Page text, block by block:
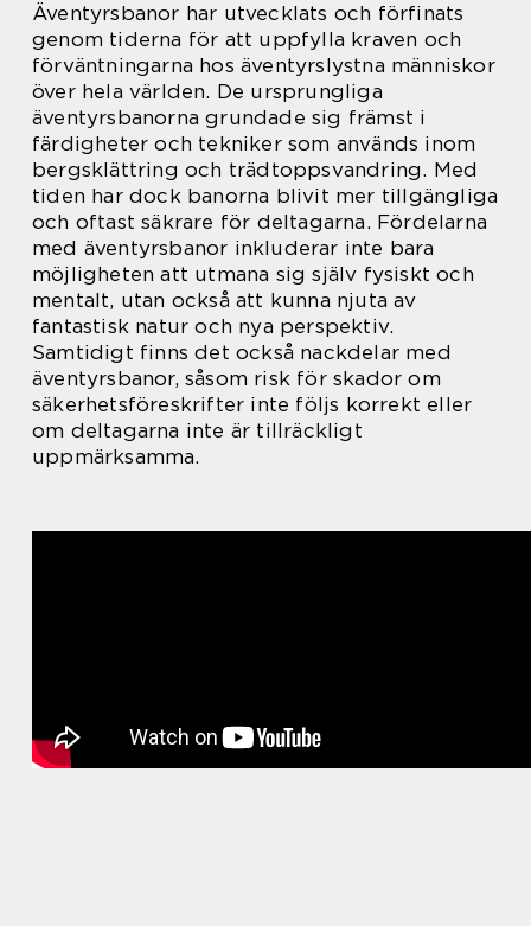
Äventyrsbanor har utvecklats och förfinats
genom tiderna för att uppfylla kraven och
förväntningarna hos äventyrslystna människor
över hela världen. De ursprungliga
äventyrsbanorna grundade sig främst i
färdigheter och tekniker som används inom
bergsklättring och trädtoppsvandring. Med
tiden har dock banorna blivit mer tillgängliga
och oftast säkrare för deltagarna. Fördelarna
med äventyrsbanor inkluderar inte bara
möjligheten att utmana sig själv fysiskt och
mentalt, utan också att kunna njuta av
fantastisk natur och nya perspektiv.
Samtidigt finns det också nackdelar med
äventyrsbanor, såsom risk för skador om
säkerhetsföreskrifter inte följs korrekt eller
om deltagarna inte är tillräckligt
uppmärksamma.